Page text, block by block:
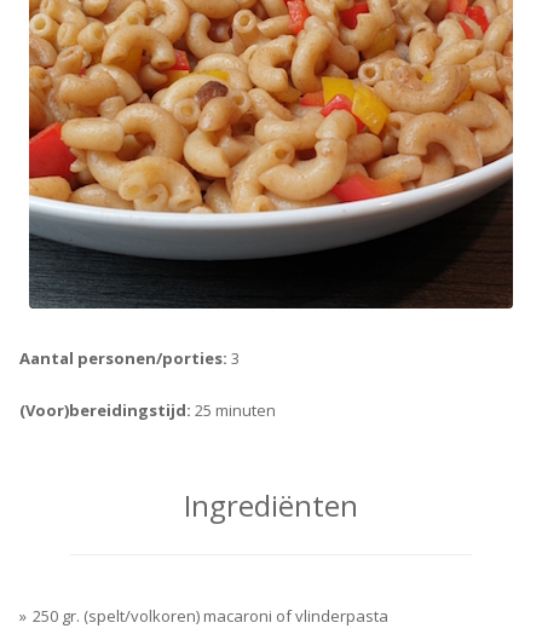
Aantal personen/porties: 3
(Voor)bereidingstijd: 25 minuten
Ingrediënten
250 gr. (spelt/volkoren) macaroni of vlinderpasta